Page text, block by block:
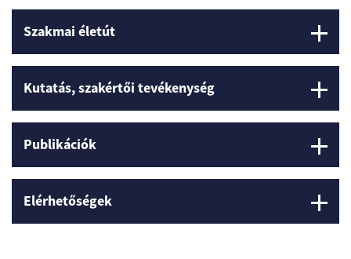
Szakmai életút
Kutatás, szakértői tevékenység
Publikációk
Elérhetőségek